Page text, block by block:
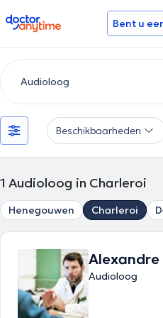
doctoranytime Bent u
Beschikbaarheden
1 Audioloog in Charleroi
Henegouwen Charleroi
Alexandre
Audioloog